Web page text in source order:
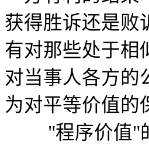
获得胜诉还是败
有对那些处于相
对当事人各方的
为对平等价值的
"程序价值"的